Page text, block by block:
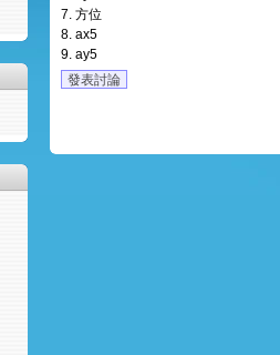
7. 方位
8. ax5
9. ay5
發表討論